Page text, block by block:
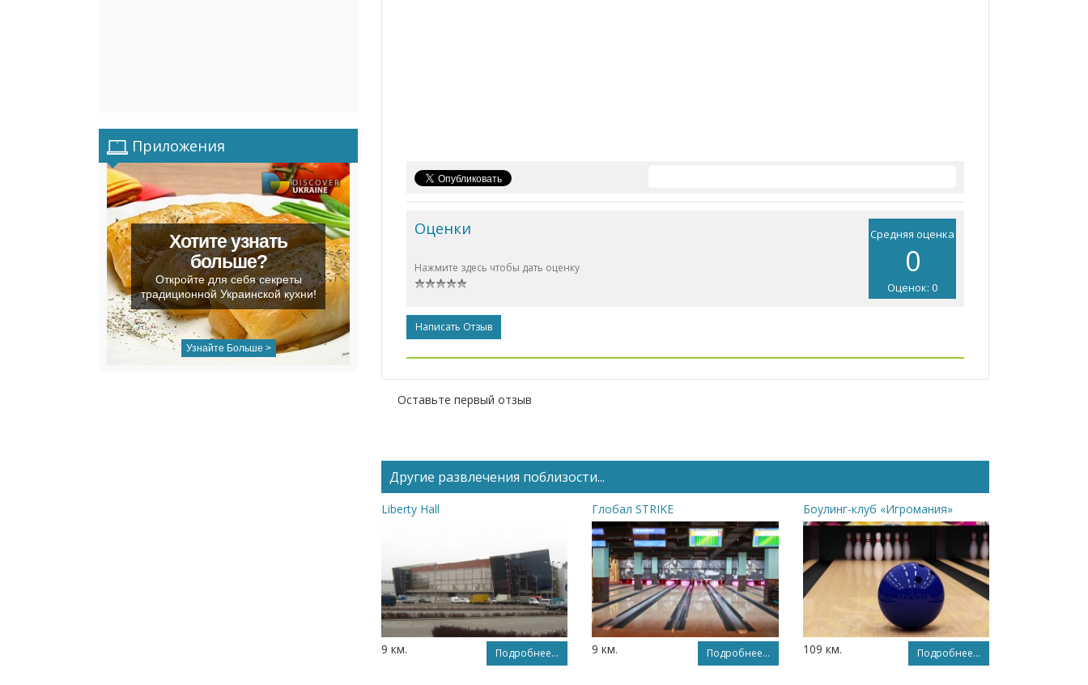
Приложения
Хотите узнать
больше?
Откройте для себя секреты
традиционной Украинской кухни!
Узнайте Больше >
Средняя оценка
0
Оценок: 0
Оценки
Нажмите здесь чтобы дать оценку
Написать Отзыв
Оставьте первый отзыв
Другие развлечения поблизости...
Liberty Hall
9 км. Подробнее...
Глобал STRIKE
9 км. Подробнее...
Боулинг-клуб «Игромания»
109 км. Подробнее...